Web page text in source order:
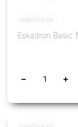
Eskadron Basic
− +